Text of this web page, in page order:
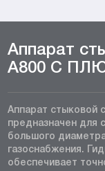
Аппарат
А800 С
Аппарат
предназначен для
большого
газоснабжения.
обеспечивает